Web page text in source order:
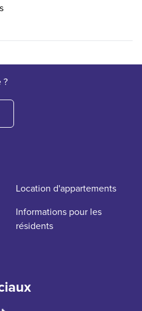
?
Location d'appartements
Informations pour les
résidents